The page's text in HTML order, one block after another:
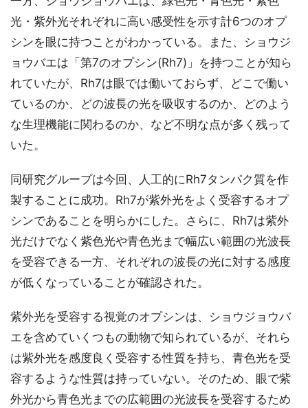
光・紫外光それぞれに高い感受性を示す計6つのオプ
シンを眼に持つことがわかっている。また、ショウジ
ョウバエは「第7のオプシン(Rh7)」を持つことが知ら
れていたが、Rh7は眼では働いておらず、どこで働い
ているのか、どの波長の光を吸収するのか、どのよう
な生理機能に関わるのか、など不明な点が多く残って
いた。
同研究グループは今回、人工的にRh7タンパク質を作
製することに成功。Rh7が紫外光をよく受容するオプ
シンであることを明らかにした。さらに、Rh7は紫外
光だけでなく紫色光や青色光まで幅広い範囲の光波長
を受容できる一方、それぞれの波長の光に対する感度
が低くなっていることが確認された。
紫外光を受容する視覚のオプシンは、ショウジョウバ
エを含めていくつもの動物で知られているが、それら
は紫外光を感度良く受容する性質を持ち、青色光を受
容するような性質は持っていない。そのため、眼で紫
外光から青色光までの広範囲の光波長を受容するため